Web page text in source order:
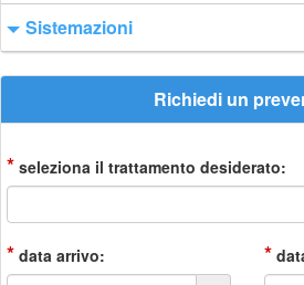
Sistemazioni
Richiedi un
* seleziona il trattamento desiderato:
* data arrivo: *